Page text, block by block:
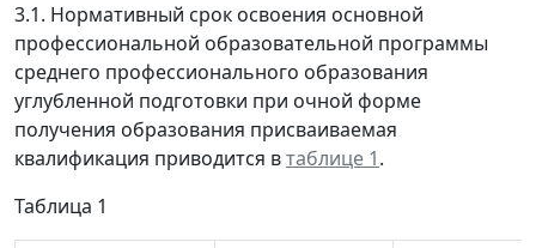
3.1. Нормативный срок освоения основной
профессиональной образовательной программы
среднего профессионального образования
углубленной подготовки при очной форме
получения образования присваиваемая
квалификация приводится втаблице 1.
Таблица 1